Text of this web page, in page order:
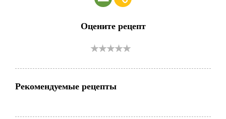
Оцените рецепт
Рекомендуемые рецепты